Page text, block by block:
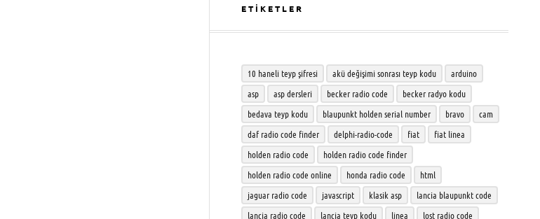
ETİKETLER
10 haneli teyp şifresi akü değişimi sonrası teyp kodu
arduino
asp
asp dersleri becker radio code
becker radyo kodu
bedava teyp kodu
blaupunkt holden serial number bravo
cam
daf radio code finder
delphi-radio-code fiat
fiat linea
holden radio code
holden radio code finder
holden radio code online
honda radio code
html
jaguar radio code
javascript klasik asp
lancia blaupunkt code
lancia radio code
lancia teyp kodu linea
lost radio code